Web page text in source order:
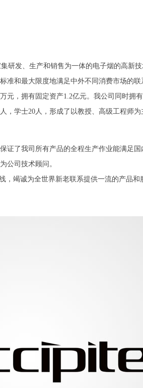
研发、生产和销售为一体的电子烟的高
准和最大限度地满足中外不同消费市场的
元，拥有固定资产1.2亿元。我公司同时
，学士20人，形成了以教授、高级工程
了我司所有产品的全程生产作业能满足
公司技术顾问。
，竭诚为全世界新老联系提供一流的产品和